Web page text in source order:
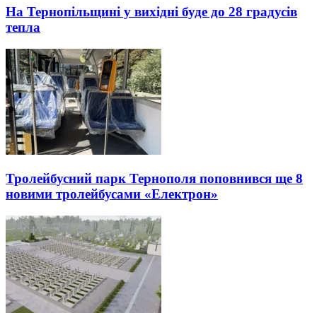
На Тернопільщині у вихідні буде до 28 градусів
тепла
Тролейбусний парк Тернополя поповнився ще 8
новими тролейбусами «Електрон»